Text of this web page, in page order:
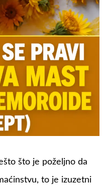
što je poželjno da
to je izuzetni